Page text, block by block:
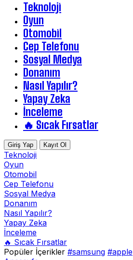
Teknoloji
Oyun
Otomobil
Cep Telefonu
Sosyal Medya
Donanım
Nasıl Yapılır?
Yapay Zeka
İnceleme
🔥 Sıcak Fırsatlar
Giriş Yap Kayıt Ol
Teknoloji
Oyun
Otomobil
Cep Telefonu
Sosyal Medya
Donanım
Nasıl Yapılır?
Yapay Zeka
İnceleme
🔥 Sıcak Fırsatlar
Popüler İçerikler #samsung #apple